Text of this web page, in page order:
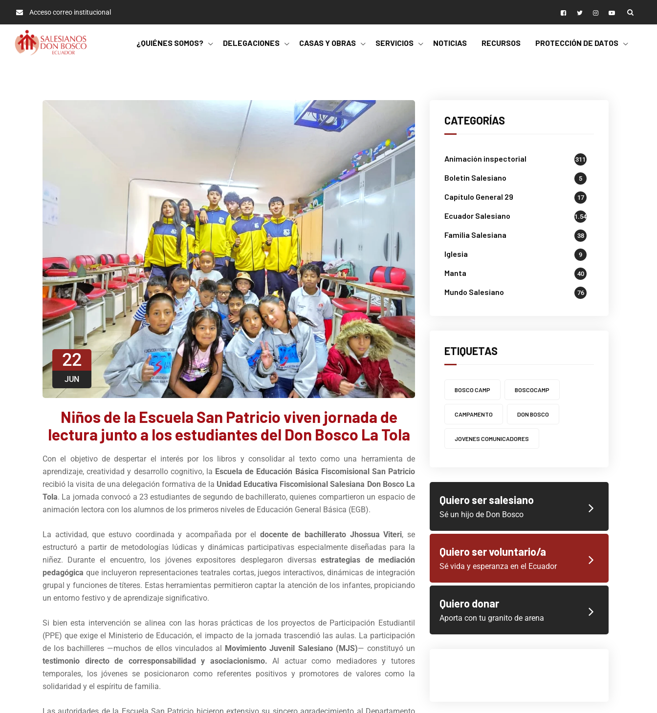
Acceso correo institucional
¿QUIÉNES SOMOS? DELEGACIONES CASAS Y OBRAS SERVICIOS NOTICIAS RECURSOS PROTECCIÓN DE DATOS
22
JUN
Niños de la Escuela San Patricio viven jornada de
lectura junto a los estudiantes del Don Bosco La Tola
Con el objetivo de despertar el interés por los libros y consolidar al texto como una herramienta de
aprendizaje, creatividad y desarrollo cognitivo, la Escuela de Educación Básica Fiscomisional San Patricio
recibió la visita de una delegación formativa de la Unidad Educativa Fiscomisional Salesiana Don Bosco La
Tola. La jornada convocó a 23 estudiantes de segundo de bachillerato, quienes compartieron un espacio de
animación lectora con los alumnos de los primeros niveles de Educación General Básica (EGB).
La actividad, que estuvo coordinada y acompañada por el docente de bachillerato Jhossua Viteri, se
estructuró a partir de metodologías lúdicas y dinámicas participativas especialmente diseñadas para la
niñez. Durante el encuentro, los jóvenes expositores desplegaron diversasestrategias de mediación
pedagógica que incluyeron representaciones teatrales cortas, juegos interactivos, dinámicas de integración
grupal y funciones de títeres. Estas herramientas permitieron captar la atención de los infantes, propiciando
un entorno festivo y de aprendizaje significativo.
Si bien esta intervención se alinea con las horas prácticas de los proyectos de Participación Estudiantil
(PPE) que exige el Ministerio de Educación, el impacto de la jornada trascendió las aulas. La participación
de los bachilleres —muchos de ellos vinculados al Movimiento Juvenil Salesiano (MJS)— constituyó un
testimonio directo de corresponsabilidad y asociacionismo. Al actuar como mediadores y tutores
temporales, los jóvenes se posicionaron como referentes positivos y promotores de valores como la
solidaridad y el espíritu de familia.
Las autoridades de la Escuela San Patricio hicieron extensivo su sincero agradecimiento al Departamento
CATEGORÍAS
Animación inspectorial 311
Boletin Salesiano 5
Capítulo General 29 17
Ecuador Salesiano 1.541
Familia Salesiana 38
Iglesia 9
Manta 40
Mundo Salesiano 76
ETIQUETAS
BOSCO CAMP BOSCOCAMP
CAMPAMENTO DON BOSCO
JOVENES COMUNICADORES
Quiero ser salesiano
Sé un hijo de Don Bosco
Quiero ser voluntario/a
Sé vida y esperanza en el Ecuador
Quiero donar
Aporta con tu granito de arena